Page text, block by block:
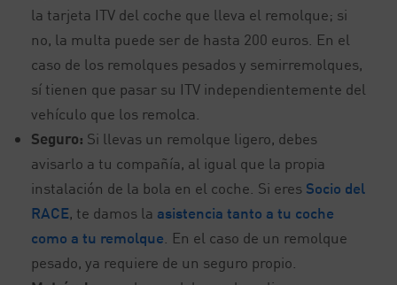
la tarjeta ITV del coche que lleva el remolque; si
no, la multa puede ser de hasta 200 euros. En el
caso de los remolques pesados y semirremolques,
sí tienen que pasar su ITV independientemente del
vehículo que los remolca.
Seguro: Si llevas un remolque ligero, debes
avisarlo a tu compañía, al igual que la propia
instalación de la bola en el coche. Si eres Socio del
RACE, te damos la asistencia tanto a tu coche
como a tu remolque . En el caso de un remolque
pesado, ya requiere de un seguro propio.